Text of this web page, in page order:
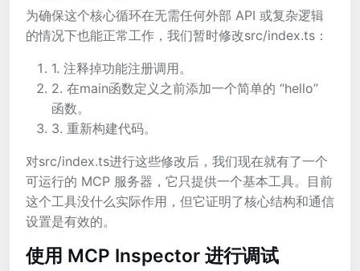
为确保这个核心循环在无需任何外部 API 或复杂逻辑
的情况下也能正常工作，我们暂时修改src/index.ts：
1. 注释掉功能注册调用。
2. 在main函数定义之前添加一个简单的 “hello”
函数。
3. 重新构建代码。
对src/index.ts进行这些修改后，我们现在就有了一个
可运行的 MCP 服务器，它只提供一个基本工具。目前
这个工具没什么实际作用，但它证明了核心结构和通信
设置是有效的。
使用 MCP Inspector 进行调试